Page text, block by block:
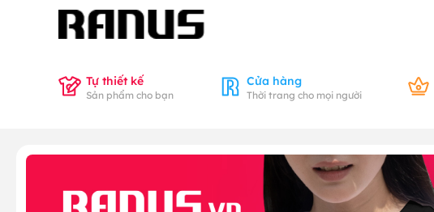
Tự thiết kế
Sản phẩm cho bạn
Cửa hàng
Thời trang cho mọi người